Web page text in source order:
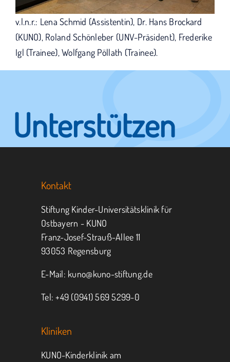
v.l.n.r.: Lena Schmid (Assistentin), Dr. Hans Brockard
(KUNO), Roland Schönleber (UNV-Präsident), Frederike
Igl (Trainee), Wolfgang Pöllath (Trainee).
Unterstützen
Sie KUNO.
Jeder kann helfen.
MITMACHEN SPENDEN
Kontakt
Stiftung Kinder-Universitätsklinik für
Ostbayern - KUNO
Franz-Josef-Strauß-Allee 11
93053 Regensburg
E-Mail: kuno@kuno-stiftung.de
Tel: +49 (0941) 569 5299-0
Kliniken
KUNO-Kinderklinik am